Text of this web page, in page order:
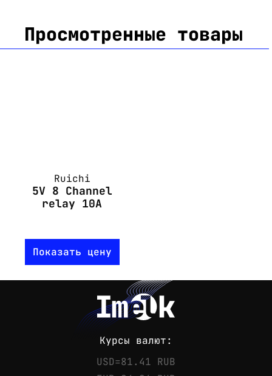
Просмотренные товары
Ruichi
5V 8 Channel
relay 10A
Показать цену
Курсы валют:
USD=81.41 RUB